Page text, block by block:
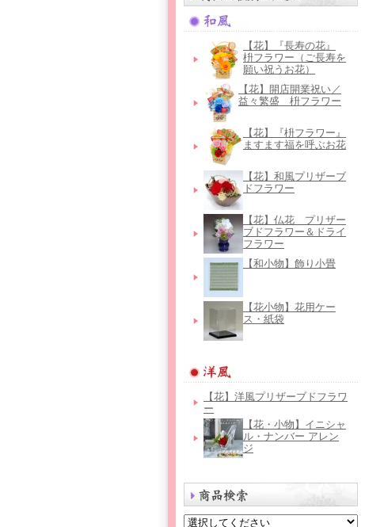
【花】『長寿の花』
枡フラワー（ご長寿を
願い祝うお花）
【花】開店開業祝い／
益々繁盛 枡フラワー
【花】『枡フラワー』
ますます福を呼ぶお花
【花】和風プリザーブ
ドフラワー
【花】仏花＿プリザー
ブドフラワー＆ドライ
フラワー
【和小物】飾り小畳
【花小物】花用ケー
ス・紙袋
【花】洋風プリザーブドフラワ
ー
【花・小物】イニシャ
ル・ナンバー アレン
ジ